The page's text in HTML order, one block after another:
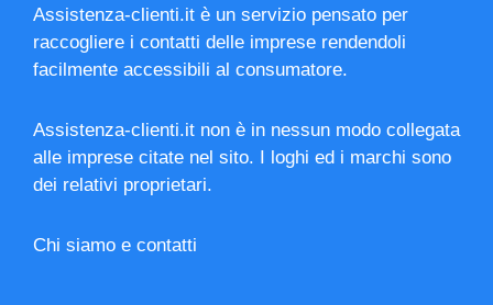
Assistenza-clienti.it è un servizio pensato per
raccogliere i contatti delle imprese rendendoli
facilmente accessibili al consumatore.
Assistenza-clienti.it non è in nessun modo collegata
alle imprese citate nel sito. I loghi ed i marchi sono
dei relativi proprietari.
Chi siamo e contatti